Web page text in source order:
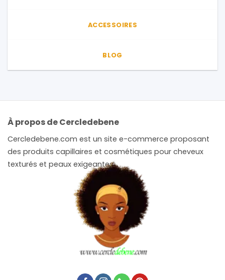
ACCESSOIRES
BLOG
À propos de Cercledebene
Cercledebene.com est un site e-commerce proposant
des produits capillaires et cosmétiques pour cheveux
texturés et peaux exigeantes.